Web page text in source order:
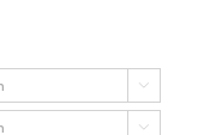

